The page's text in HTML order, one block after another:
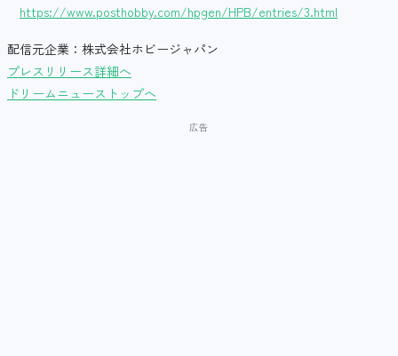
https://www.posthobby.com/hpgen/HPB/entries/3.html
配信元企業：株式会社ホビージャパン
プレスリリース詳細へ
ドリームニューストップへ